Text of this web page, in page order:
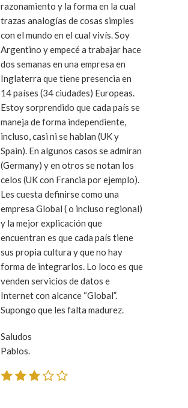
razonamiento y la forma en la cual
trazas analogías de cosas simples
con el mundo en el cual vivís. Soy
Argentino y empecé a trabajar hace
dos semanas en una empresa en
Inglaterra que tiene presencia en
14 países (34 ciudades) Europeas.
Estoy sorprendido que cada país se
maneja de forma independiente,
incluso, casi ni se hablan (UK y
Spain). En algunos casos se admiran
(Germany) y en otros se notan los
celos (UK con Francia por ejemplo).
Les cuesta definirse como una
empresa Global ( o incluso regional)
y la mejor explicación que
encuentran es que cada país tiene
sus propia cultura y que no hay
forma de integrarlos. Lo loco es que
venden servicios de datos e
Internet con alcance “Global”.
Supongo que les falta madurez.
Saludos
Pablos.